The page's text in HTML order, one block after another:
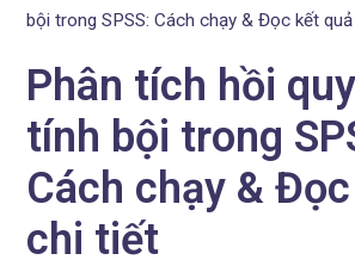
bội trong SPSS: Cách chạy & Đọc kết
Phân tích hồi
tính bội trong
Cách chạy &
chi tiết